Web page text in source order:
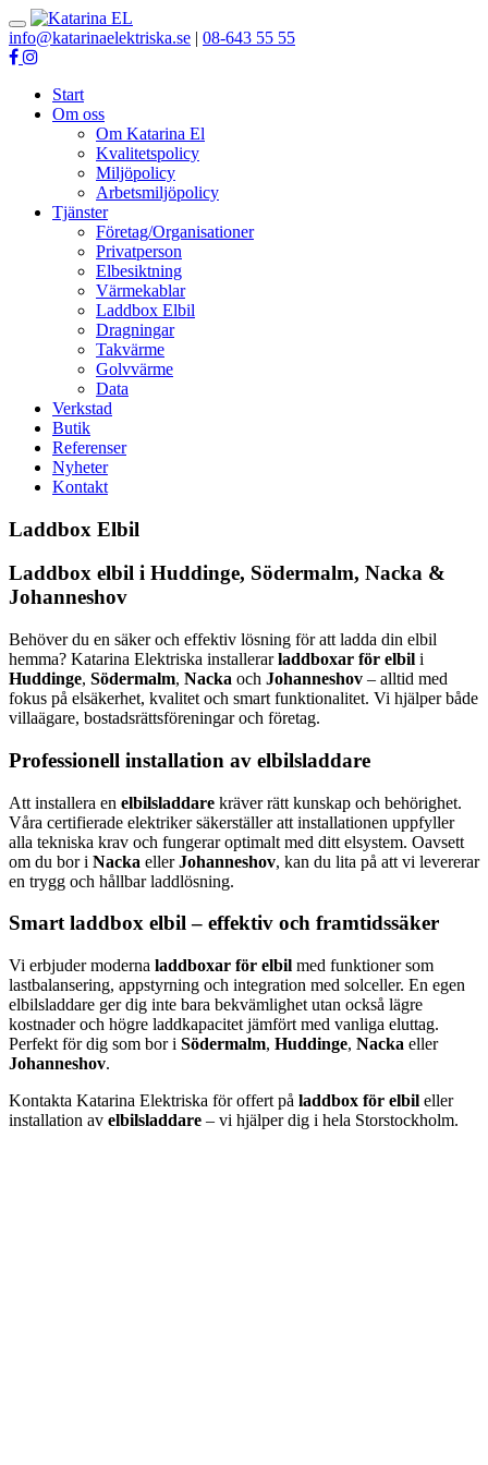
Toggle
navigation
info@katarinaelektriska.se | 08-643 55 55
Start
Om oss
Om Katarina El
Kvalitetspolicy
Miljöpolicy
Arbetsmiljöpolicy
Tjänster
Företag/Organisationer
Privatperson
Elbesiktning
Värmekablar
Laddbox Elbil
Dragningar
Takvärme
Golvvärme
Data
Verkstad
Butik
Referenser
Nyheter
Kontakt
Laddbox Elbil
Laddbox elbil i Huddinge, Södermalm, Nacka &
Johanneshov
Behöver du en säker och effektiv lösning för att ladda din elbil
hemma? Katarina Elektriska installerarladdboxar för elbil i
Huddinge, Södermalm, Nacka och Johanneshov – alltid med
fokus på elsäkerhet, kvalitet och smart funktionalitet. Vi hjälper både
villaägare, bostadsrättsföreningar och företag.
Professionell installation av elbilsladdare
Att installera en elbilsladdare kräver rätt kunskap och behörighet.
Våra certifierade elektriker säkerställer att installationen uppfyller
alla tekniska krav och fungerar optimalt med ditt elsystem. Oavsett
om du bor i Nacka ellerJohanneshov, kan du lita på att vi levererar
en trygg och hållbar laddlösning.
Smart laddbox elbil – effektiv och framtidssäker
Vi erbjuder moderna laddboxar för elbil med funktioner som
lastbalansering, appstyrning och integration med solceller. En egen
elbilsladdare ger dig inte bara bekvämlighet utan också lägre
kostnader och högre laddkapacitet jämfört med vanliga eluttag.
Perfekt för dig som bor i Södermalm, Huddinge, Nacka eller
Johanneshov.
Kontakta Katarina Elektriska för offert på laddbox för elbil eller
installation av elbilsladdare – vi hjälper dig i hela Storstockholm.